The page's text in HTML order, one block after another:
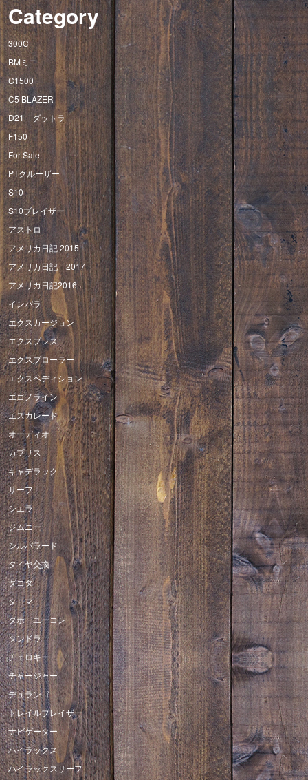
Category
300C
BMミニ
C1500
C5 BLAZER
D21 ダットラ
F150
For Sale
PTクルーザー
S10
S10ブレイザー
アストロ
アメリカ日記 2015
アメリカ日記 2017
アメリカ日記2016
インパラ
エクスカージョン
エクスプレス
エクスプローラー
エクスペディション
エコノライン
エスカレード
オーディオ
カプリス
キャデラック
サーフ
シエラ
ジムニー
シルバラード
タイヤ交換
ダコタ
タコマ
タホ ユーコン
タンドラ
チェロキー
チャージャー
デュランゴ
トレイルブレイザー
ナビゲーター
ハイラックス
ハイラックスサーフ